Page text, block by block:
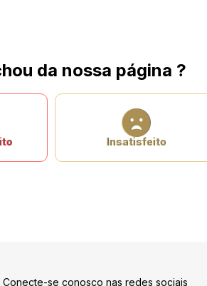
da nossa página ?
Insatisfeito
Conecte-se conosco nas redes sociais